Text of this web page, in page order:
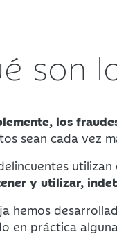
son
los
sean cada vez
utilizan
y utilizar,
hemos
en práctica